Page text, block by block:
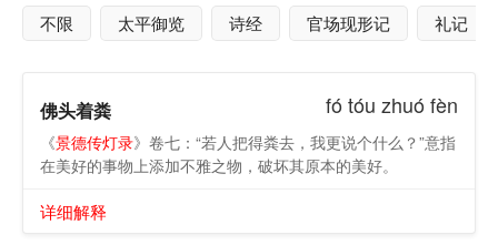
不限 太平御览 诗经 官场现形记 礼记
佛头着粪 fó tóu zhuó fèn
《景德传灯录》卷七：“若人把得粪去，我更说个什么？”意指
在美好的事物上添加不雅之物，破坏其原本的美好。
详细解释